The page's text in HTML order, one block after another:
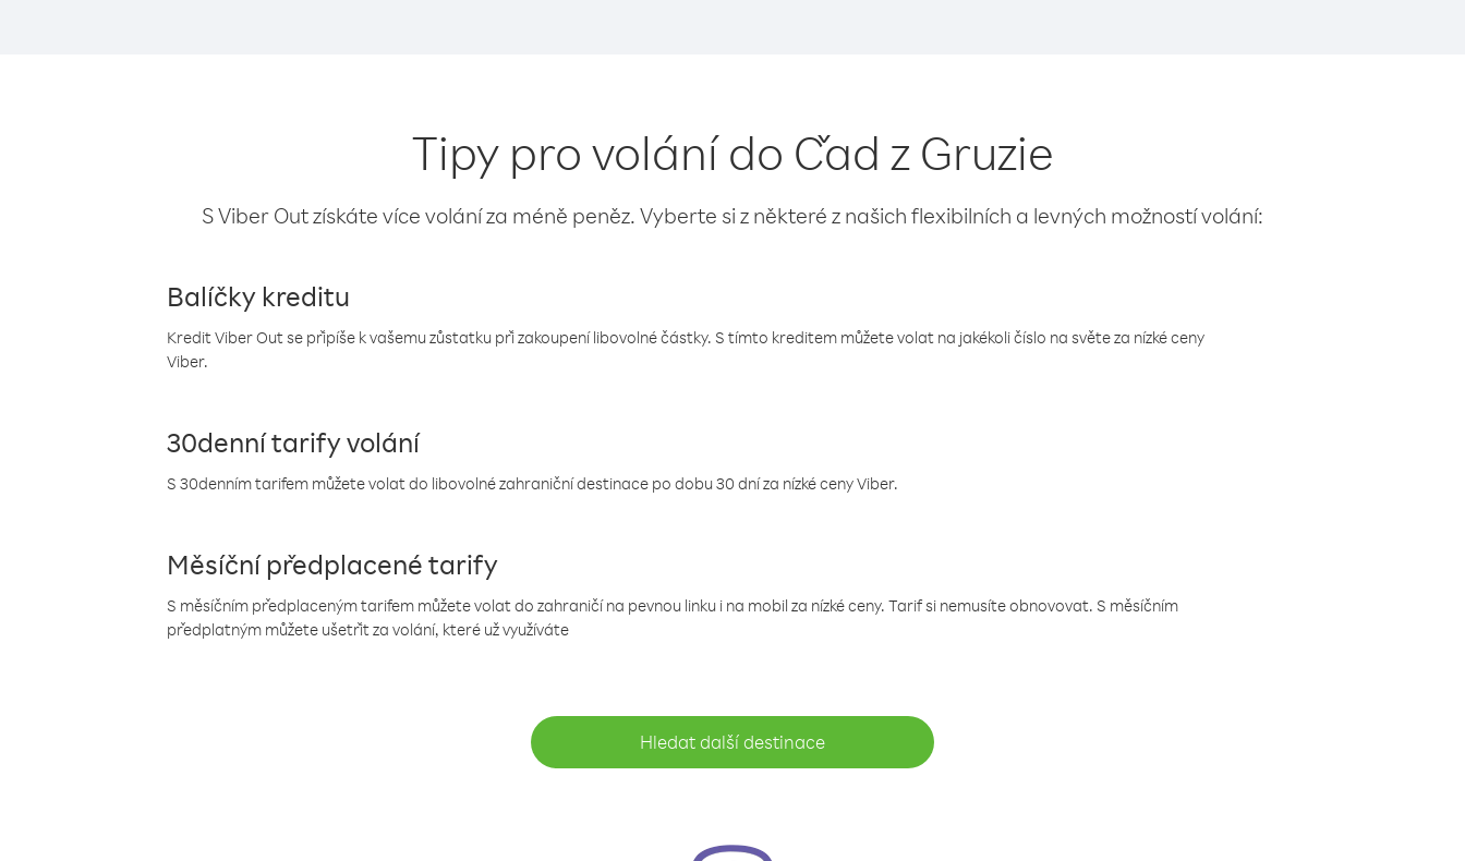
Tipy pro volání do Čad z Gruzie
S Viber Out získáte více volání za méně peněz. Vyberte si z některé z našich flexibilních a levných možností volání:
Balíčky kreditu
Kredit Viber Out se připíše k vašemu zůstatku při zakoupení libovolné částky. S tímto kreditem můžete volat na jakékoli číslo na světe za nízké ceny
Viber.
30denní tarify volání
S 30denním tarifem můžete volat do libovolné zahraniční destinace po dobu 30 dní za nízké ceny Viber.
Měsíční předplacené tarify
S měsíčním předplaceným tarifem můžete volat do zahraničí na pevnou linku i na mobil za nízké ceny. Tarif si nemusíte obnovovat. S měsíčním
předplatným můžete ušetřit za volání, které už využíváte
Hledat další destinace